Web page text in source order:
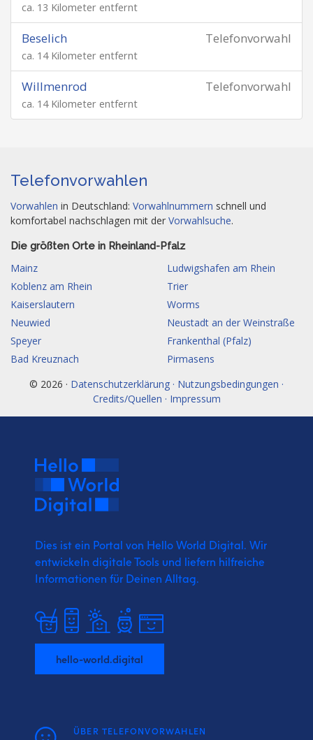
ca. 13 Kilometer entfernt
Telefonvorwahl
Beselich
ca. 14 Kilometer entfernt
Telefonvorwahl
Willmenrod
ca. 14 Kilometer entfernt
Telefonvorwahlen
Vorwahlen in Deutschland: Vorwahlnummern schnell und
komfortabel nachschlagen mit der Vorwahlsuche.
Die größten Orte in Rheinland-Pfalz
Mainz
Ludwigshafen am Rhein
Koblenz am Rhein
Trier
Kaiserslautern
Worms
Neuwied
Neustadt an der Weinstraße
Speyer
Frankenthal (Pfalz)
Bad Kreuznach
Pirmasens
© 2026 · Datenschutzerklärung · Nutzungsbedingungen ·
Credits/Quellen · Impressum
Dies ist ein Portal von Hello World Digital. Wir
entwickeln digitale Tools und liefern hilfreiche
Informationen für Deinen Alltag.
hello-world.digital
ÜBER TELEFONVORWAHLEN